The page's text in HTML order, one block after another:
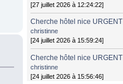
[27 juillet 2026 à 12:24:22]
Cherche hôtel nice URGENT
christinne
[24 juillet 2026 à 15:59:24]
Cherche hôtel nice URGENT
christinne
[24 juillet 2026 à 15:56:46]